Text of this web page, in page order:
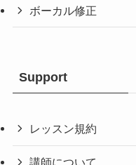
ボーカル修正
Support
レッスン規約
講師について